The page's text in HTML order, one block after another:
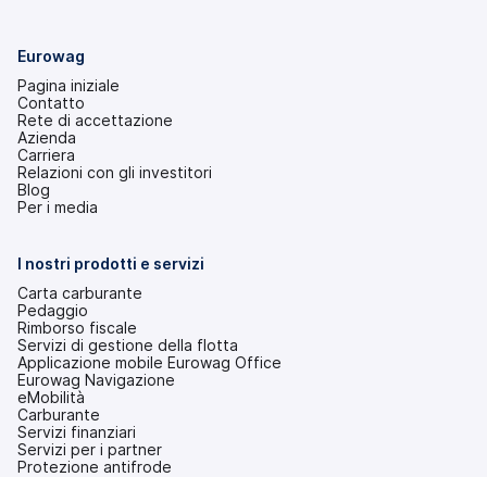
Eurowag
Pagina iniziale
Contatto
Rete di accettazione
Azienda
Carriera
Relazioni con gli investitori
(si
apre
nuova
scheda)
Blog
Per i media
I nostri prodotti e servizi
Carta carburante
Pedaggio
Rimborso fiscale
Servizi di gestione della flotta
Applicazione mobile Eurowag Office
Eurowag Navigazione
eMobilità
Carburante
Servizi finanziari
Servizi per i partner
Protezione antifrode